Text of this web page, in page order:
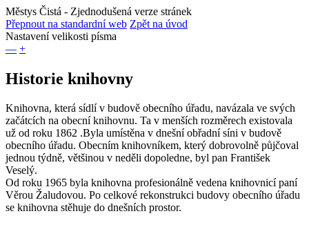
Městys Čistá - Zjednodušená verze stránek
Přepnout na standardní web Zpět na úvod
Nastavení velikosti písma
— +
Historie knihovny
Knihovna, která sídlí v budově obecního úřadu, navázala ve svých
začátcích na obecní knihovnu. Ta v menších rozměrech existovala
už od roku 1862 .Byla umístěna v dnešní obřadní síni v budově
obecního úřadu. Obecním knihovníkem, který dobrovolně půjčoval
jednou týdně, většinou v neděli dopoledne, byl pan František
Veselý.
Od roku 1965 byla knihovna profesionálně vedena knihovnicí paní
Věrou Žaludovou. Po celkové rekonstrukci budovy obecního úřadu
se knihovna stěhuje do dnešních prostor.